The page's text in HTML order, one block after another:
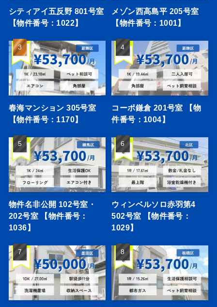
シティアイ五反野 801号室
【物件番号：1022】
メゾン西高島平 205号室
【物件番号：1001】
春海マンション 305号室
【物件番号：1170】
コーポ鎌倉 201号室 【物
件番号：1004】
物件名非公開 102号室・
202号室 【物件番号：
1036】
ウィンベルソロ赤羽第4
502号室 【物件番号：
1029】